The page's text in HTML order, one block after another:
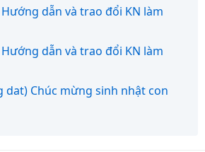
dẫn và trao đổi KN làm
dẫn và trao đổi KN làm
dat) Chúc mừng sinh nhật con